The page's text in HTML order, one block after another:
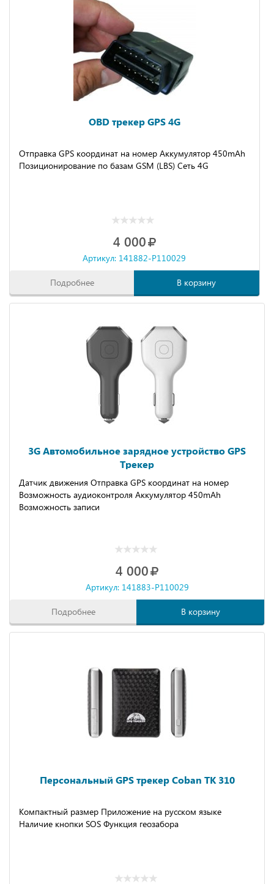
OBD трекер GPS 4G
Отправка GPS координат на номер Аккумулятор 450mAh
Позиционирование по базам GSM (LBS) Сеть 4G
4 000
Артикул: 141882-P110029
Подробнее В корзину
3G Автомобильное зарядное устройство GPS
Трекер
Датчик движения Отправка GPS координат на номер
Возможность аудиоконтроля Аккумулятор 450mAh
Возможность записи
4 000
Артикул: 141883-P110029
Подробнее В корзину
Персональный GPS трекер Coban TK 310
Компактный размер Приложение на русском языке
Наличие кнопки SOS Функция геозабора